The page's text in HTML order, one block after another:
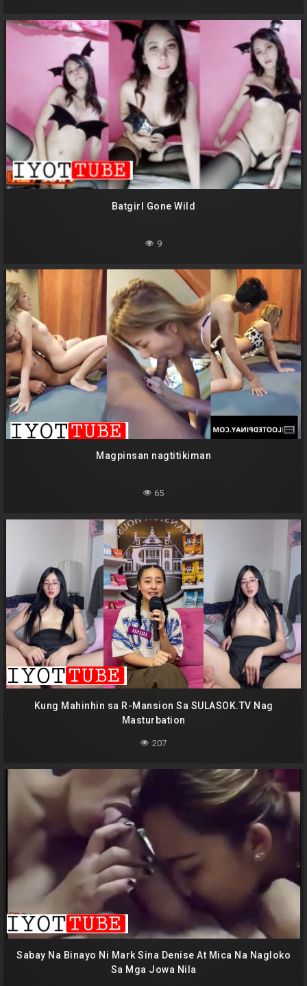
Batgirl Gone Wild
9
Magpinsan nagtitikiman
65
Kung Mahinhin sa R-Mansion Sa SULASOK.TV Nag
Masturbation
207
Sabay Na Binayo Ni Mark Sina Denise At Mica Na Nagloko
Sa Mga Jowa Nila